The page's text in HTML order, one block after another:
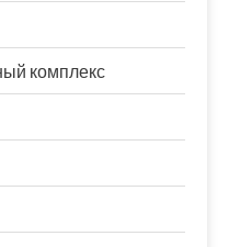
комплекс